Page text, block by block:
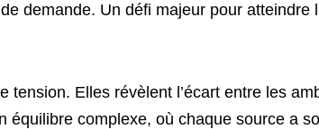
demande. Un défi majeur pour atteindre
tension. Elles révèlent l’écart entre les
équilibre complexe, où chaque source a